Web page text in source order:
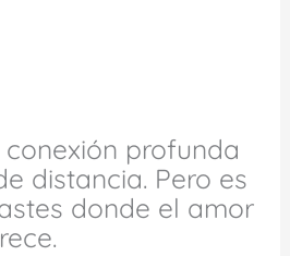
profunda
distancia. Pero es
donde el amor